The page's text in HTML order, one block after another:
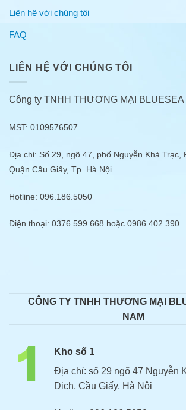
Liên hệ với chúng tôi
FAQ
LIÊN HỆ VỚI CHÚNG TÔI
Công ty TNHH THƯƠNG MẠI BLUESEA
MST: 0109576507
Địa chỉ: Số 29, ngõ 47, phố Nguyễn Khả Trạc,
Quận Cầu Giấy, Tp. Hà Nội
Hotline: 096.186.5050
Điện thoại: 0376.599.668 hoặc 0986.402.390
CÔNG TY TNHH THƯƠNG MẠI
NAM
Kho số 1
Địa chỉ: số 29 ngõ 47 Nguyễn
Dịch, Cầu Giấy, Hà Nội